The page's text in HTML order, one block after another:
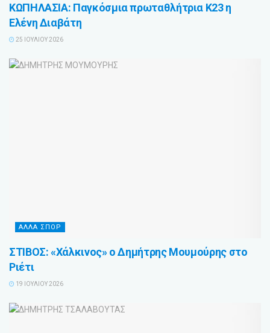
ΚΩΠΗΛΑΣΙΑ: Παγκόσμια πρωταθλήτρια Κ23 η
Ελένη Διαβάτη
25 ΙΟΥΛΊΟΥ 2026
ΑΛΛΑ ΣΠΟΡ
ΣΤΙΒΟΣ: «Χάλκινος» ο Δημήτρης Μουμούρης στο
Ριέτι
19 ΙΟΥΛΊΟΥ 2026